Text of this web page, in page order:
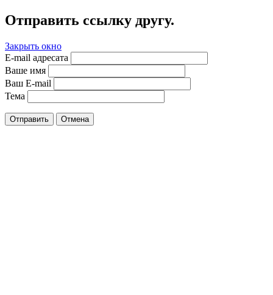
Отправить ссылку другу.
Закрыть окно
E-mail адресата
Ваше имя
Ваш E-mail
Тема
Отправить Отмена